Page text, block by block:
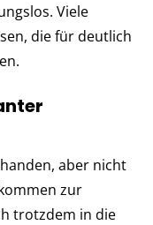
Viele
die für deutlich
aber nicht
zur
trotzdem in die